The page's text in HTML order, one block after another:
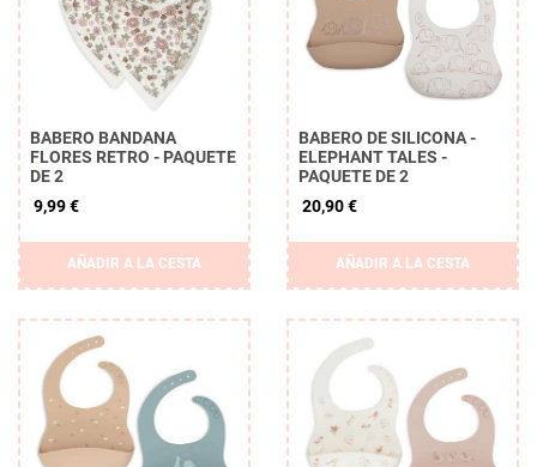
BABERO BANDANA
FLORES RETRO - PAQUETE
DE 2
9,99 €
AÑADIR A LA CESTA
BABERO DE SILICONA -
ELEPHANT TALES -
PAQUETE DE 2
20,90 €
AÑADIR A LA CESTA